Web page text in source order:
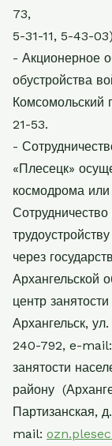
73,
5-31-11, 5-43-
- Акционерное
обустройства
Комсомольский
21-53.
-
«Плесецк»
космодрома или
через
Архангельской
центр
Архангельск,
240-792, e-mail:
занятости
району
Партизанская,
mail: